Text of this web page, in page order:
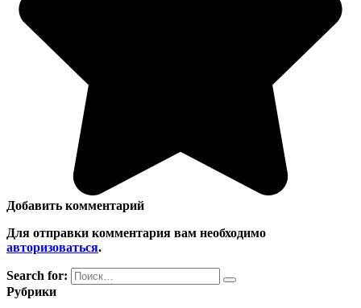
Добавить комментарий
Для отправки комментария вам необходимо
авторизоваться.
Search for:
Рубрики